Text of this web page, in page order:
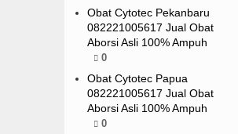
Obat Cytotec Pekanbaru
082221005617 Jual Obat
Aborsi Asli 100% Ampuh
0
Obat Cytotec Papua
082221005617 Jual Obat
Aborsi Asli 100% Ampuh
0